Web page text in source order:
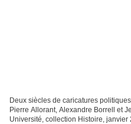
Deux siècles de caricatures
Pierre Allorant, Alexandre Borrell et
Université, collection Histoire,